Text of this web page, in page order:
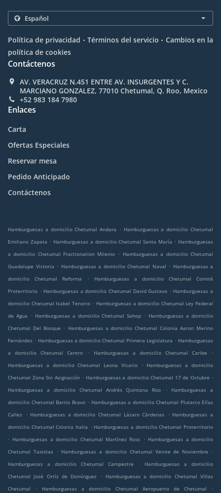
Política de privacidad . Términos del servicio . Cambios en la
política de cookies
Contáctenos
AV. VERACRUZ N.451 ENTRE AV. INSURGENTES Y C.
MARCIANO GONZALEZ, 77010 Chetumal, Q. Roo, Mexico
+52 983 184 7980
Enlaces
Carta
Ofertas Especiales
Reservar mesa
Pedido Anticipado
Contáctenos
Hamburguesas a domicilio Chetumal Andara . Hamburguesas a domicilio Chetumal
Emiliano Zapata . Hamburguesas a domicilio Chetumal Santa María . Hamburguesas
a domicilio Chetumal Fractionation Milenio
. Hamburguesas a domicilio Chetumal
Guadalupe Victoria . Hamburguesas a domicilio Chetumal Naval . Hamburguesas a
domicilio Chetumal Reforma
.
Hamburguesas a domicilio Chetumal Comité
Proterritorio . Hamburguesas a domicilio Chetumal David Gustavo . Hamburguesas a
domicilio Chetumal Isabel Tenorio . Hamburguesas a domicilio Chetumal Ley Federal
de Agua
. Hamburguesas a domicilio Chetumal Sahop . Hamburguesas a domicilio
Chetumal Del Bosque
. Hamburguesas a domicilio Chetumal Colonia Aaron Merino
Fernández . Hamburguesas a domicilio Chetumal Primera Legislatura . Hamburguesas
a domicilio Chetumal Centro
. Hamburguesas a domicilio Chetumal Caribe
.
Hamburguesas a domicilio Chetumal Leona Vicario
. Hamburguesas a domicilio
Chetumal Zona Sin Asignación . Hamburguesas a domicilio Chetumal 17 de Octubre .
Hamburguesas a domicilio Chetumal Andrés Quintana Roo
.
Hamburguesas a
domicilio Chetumal Barrio Bravo . Hamburguesas a domicilio Chetumal Plutarco Elías
Calles
. Hamburguesas a domicilio Chetumal Lázaro Cárdenas . Hamburguesas a
domicilio Chetumal Colonia Italia . Hamburguesas a domicilio Chetumal Proterritorio
. Hamburguesas a domicilio Chetumal Martínez Ross . Hamburguesas a domicilio
Chetumal Taxistas
. Hamburguesas a domicilio Chetumal Veinte de Noviembre
.
Hamburguesas a domicilio Chetumal Campestre
.
Hamburguesas a domicilio
Chetumal José Ortíz de Domínguez
. Hamburguesas a domicilio Chetumal Villas
Chetumal
. Hamburguesas a domicilio Chetumal Aeropuerto de Chetumal
.